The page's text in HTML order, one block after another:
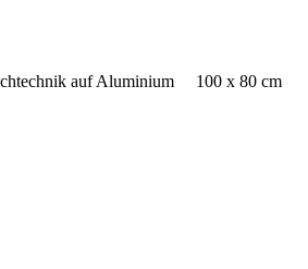
auf Aluminium 100 x 80 cm